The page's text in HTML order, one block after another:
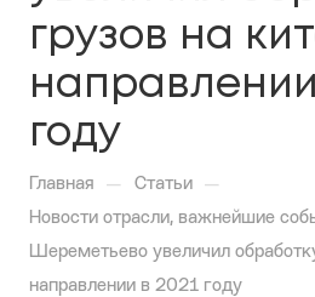
грузов на
направлении
году
Главная — Статьи —
Новости отрасли, важнейшие
Шереметьево увеличил
направлении в 2021 году